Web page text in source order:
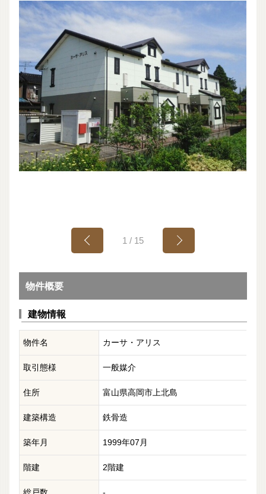
1 / 15
物件概要
建物情報
物件名 カーサ・アリス
取引態様 一般媒介
住所 富山県高岡市上北島
建築構造 鉄骨造
築年月 1999年07月
階建 2階建